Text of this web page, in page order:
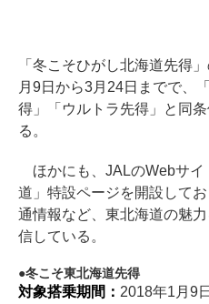
「冬こそひがし北海道先得
月9日から3月24日までで、
得」「ウルトラ先得」と同
る。
ほかにも、JALのWebサイ
道」特設ページを開設して
通情報など、東北海道の魅
信している。
冬こそ東北海道先得
対象搭乗期間： 2018年1月9